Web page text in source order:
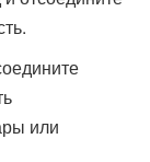
или